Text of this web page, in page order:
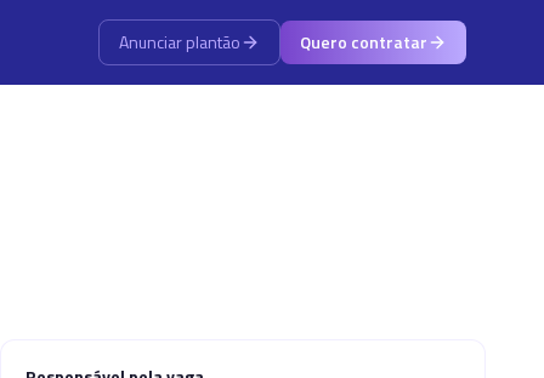
Anunciar plantão Quero contratar